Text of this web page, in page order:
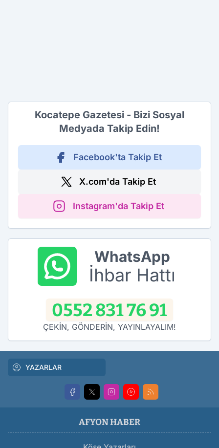
Kocatepe Gazetesi - Bizi Sosyal
Medyada Takip Edin!
Facebook'ta Takip Et
X.com'da Takip Et
Instagram'da Takip Et
WhatsApp
İhbar Hattı
0552 831 76 91
ÇEKİN, GÖNDERİN, YAYINLAYALIM!
YAZARLAR
AFYON HABER